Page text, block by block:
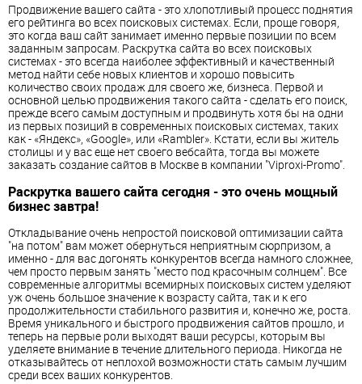
Продвижение вашего сайта - это хлопотливый процесс поднятия
его рейтинга во всех поисковых системах. Если, проще говоря,
это когда ваш сайт занимает именно первые позиции по всем
заданным запросам. Раскрутка сайта во всех поисковых
системах - это всегда наиболее эффективный и качественный
метод найти себе новых клиентов и хорошо повысить
количество своих продаж для своего же, бизнеса. Первой и
основной целью продвижения такого сайта - сделать его поиск,
прежде всего самым доступным и продвинуть хотя бы на одни
из первых позиций в современных поисковых системах, таких
как - «Яндекс», «Google», или «Rambler». Кстати, если вы житель
столицы и у вас еще нет своего вебсайта, тогда вы можете
заказать создание сайтов в Москве в компании "Viproxi-Promo".
Раскрутка вашего сайта сегодня - это очень мощный
бизнес завтра!
Откладывание очень непростой поисковой оптимизации сайта
"на потом" вам может обернуться неприятным сюрпризом, а
именно - для вас догонять конкурентов всегда намного сложнее,
чем просто первым занять "место под красочным солнцем". Все
современные алгоритмы всемирных поисковых систем уделяют
уж очень большое значение к возрасту сайта, так и к его
продолжительности стабильного развития и, конечно же, роста.
Время уникального и быстрого продвижения сайтов прошло, и
теперь на первые роли выходят ваши ресурсы, которым вы
уделяете внимание в течение длительного периода. Никогда не
отказывайтесь от неплохой возможности стать самым лучшим
среди всех ваших конкурентов.